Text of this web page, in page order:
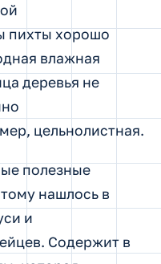
пихты хорошо
влажная
деревья не
цельнолистная.
полезные
нашлось в
и
Содержит в